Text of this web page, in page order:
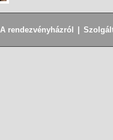
A rendezvényházról |